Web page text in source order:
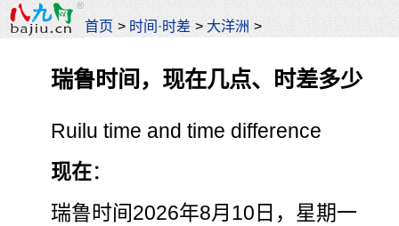
首页 > 时间·时差 > 大洋洲 >
瑞鲁时间，现在几点、时差多少
Ruilu time and time difference
现在：
瑞鲁时间2026年8月10日，星期一